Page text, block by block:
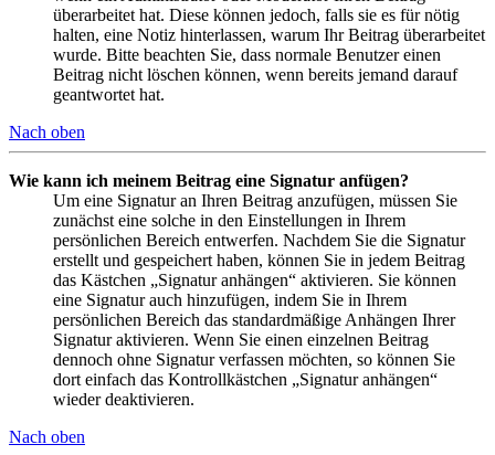
überarbeitet hat. Diese können jedoch, falls sie es für nötig
halten, eine Notiz hinterlassen, warum Ihr Beitrag überarbeitet
wurde. Bitte beachten Sie, dass normale Benutzer einen
Beitrag nicht löschen können, wenn bereits jemand darauf
geantwortet hat.
Nach oben
Wie kann ich meinem Beitrag eine Signatur anfügen?
Um eine Signatur an Ihren Beitrag anzufügen, müssen Sie
zunächst eine solche in den Einstellungen in Ihrem
persönlichen Bereich entwerfen. Nachdem Sie die Signatur
erstellt und gespeichert haben, können Sie in jedem Beitrag
das Kästchen „Signatur anhängen“ aktivieren. Sie können
eine Signatur auch hinzufügen, indem Sie in Ihrem
persönlichen Bereich das standardmäßige Anhängen Ihrer
Signatur aktivieren. Wenn Sie einen einzelnen Beitrag
dennoch ohne Signatur verfassen möchten, so können Sie
dort einfach das Kontrollkästchen „Signatur anhängen“
wieder deaktivieren.
Nach oben